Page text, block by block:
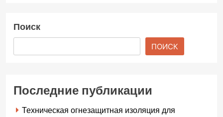
Поиск
ПОИСК
Последние публикации
Техническая огнезащитная изоляция для